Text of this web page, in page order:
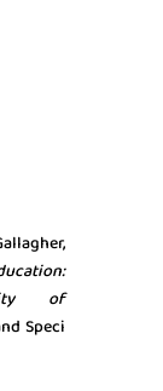
:
of
Speci